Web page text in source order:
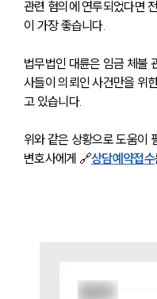
관련 혐의에 연루되었다면
이 가장 좋습니다.
법무법인 대륜은 임금 체불
사들이 의뢰인 사건만을 위
고 있습니다.
위와 같은 상황으로 도움이
변호사에게 🔗상담예약접수